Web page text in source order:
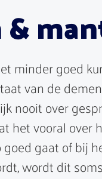
minder goed
van de
nooit over
het vooral over
gaat of bij
wordt dit